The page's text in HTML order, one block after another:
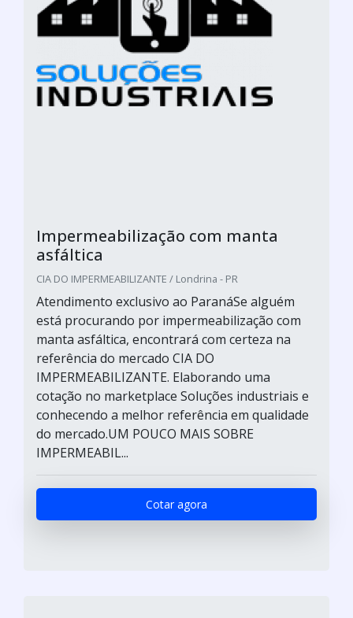
Impermeabilização com manta
asfáltica
CIA DO IMPERMEABILIZANTE / Londrina - PR
Atendimento exclusivo ao ParanáSe alguém
está procurando por impermeabilização com
manta asfáltica, encontrará com certeza na
referência do mercado CIA DO
IMPERMEABILIZANTE. Elaborando uma
cotação no marketplace Soluções industriais e
conhecendo a melhor referência em qualidade
do mercado.UM POUCO MAIS SOBRE
IMPERMEABIL...
Cotar agora